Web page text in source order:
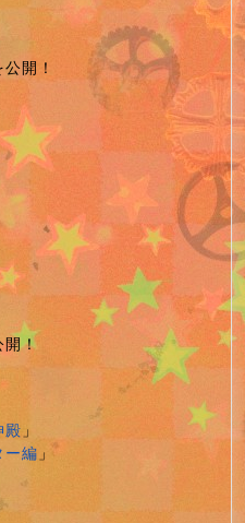
開！
開！
殿」
ー編」